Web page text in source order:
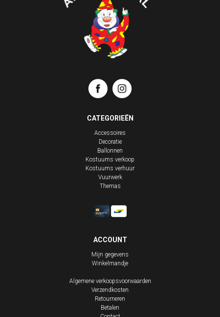
CATEGORIEËN
Accessoires
Decoratie
Ballonnen
Kostuums verkoop
Kostuums verhuur
Vuurwerk
Themas
ACCOUNT
Mijn gegevens
Winkelmandje
Algemene verkoopsvoorwaarden
Verzendkosten
Retourneren
Betalen